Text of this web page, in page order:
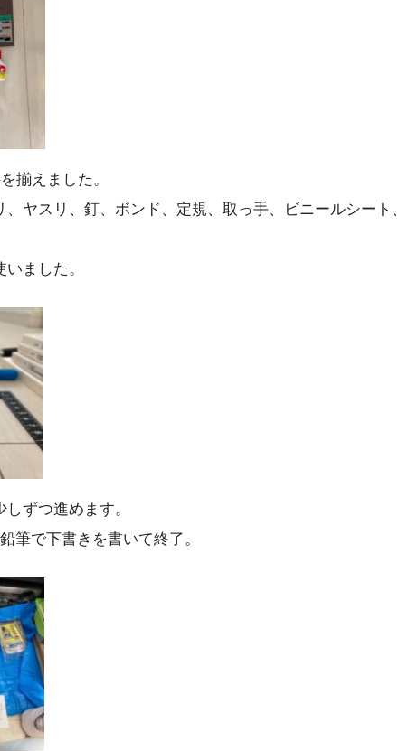
揃えました。
ヤスリ、釘、ボンド、定規、取っ手、ビニールシート、
ました。
ずつ進めます。
筆で下書きを書いて終了。